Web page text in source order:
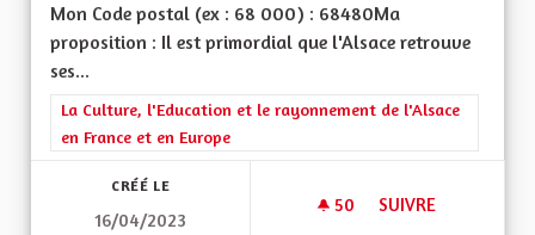
Mon Code postal (ex : 68 000) : 68480Ma
proposition : Il est primordial que l'Alsace retrouve
ses...
Filtrer les résultats de la catégorie : La Culture, l'Education et
La Culture, l'Education et le rayonnement de l'Alsace
en France et en Europe
CRÉÉ LE
16/04/2023
50 50 ABONNÉS
SUIVRE